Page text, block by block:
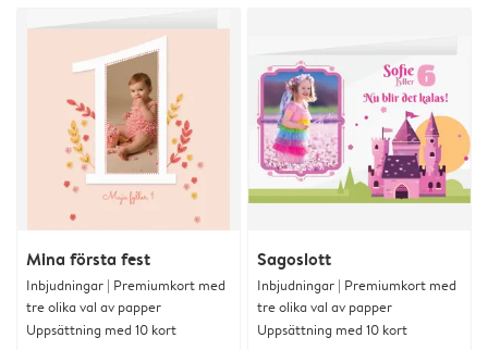
Mina första fest
Inbjudningar | Premiumkort med
tre olika val av papper
Uppsättning med 10 kort
Sagoslott
Inbjudningar | Premiumkort med
tre olika val av papper
Uppsättning med 10 kort